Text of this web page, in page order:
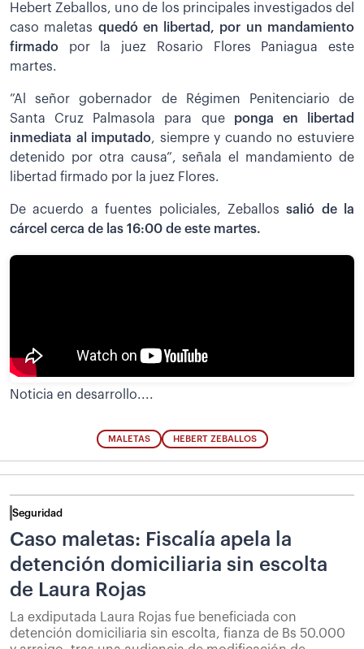
Hebert Zeballos, uno de los principales investigados del
caso maletas quedó en libertad, por un mandamiento
firmado por la juez Rosario Flores Paniagua este
martes.
”Al señor gobernador de Régimen Penitenciario de
Santa Cruz Palmasola para que ponga en libertad
inmediata al imputado, siempre y cuando no estuviere
detenido por otra causa”, señala el mandamiento de
libertad firmado por la juez Flores.
De acuerdo a fuentes policiales, Zeballossalió de la
cárcel cerca de las 16:00 de este martes.
Noticia en desarrollo....
MALETAS HEBERT ZEBALLOS
Seguridad
Caso maletas: Fiscalía apela la
detención domiciliaria sin escolta
de Laura Rojas
La exdiputada Laura Rojas fue beneficiada con
detención domiciliaria sin escolta, fianza de Bs 50.000